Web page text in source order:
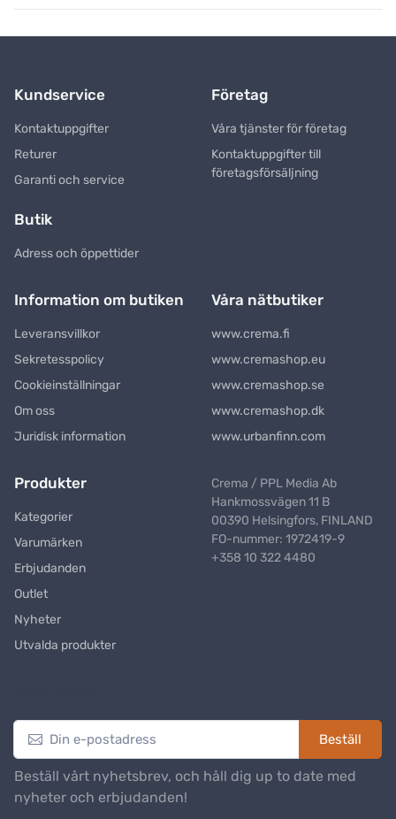
Kundservice
Kontaktuppgifter
Returer
Garanti och service
Företag
Våra tjänster för företag
Kontaktuppgifter till
företagsförsäljning
Butik
Adress och öppettider
Information om butiken
Leveransvillkor
Sekretesspolicy
Cookieinställningar
Om oss
Juridisk information
Våra nätbutiker
www.crema.fi
www.cremashop.eu
www.cremashop.se
www.cremashop.dk
www.urbanfinn.com
Produkter
Kategorier
Varumärken
Erbjudanden
Outlet
Nyheter
Utvalda produkter
Crema / PPL Media Ab
Hankmossvägen 11 B
00390 Helsingfors, FINLAND
FO-nummer: 1972419-9
+358 10 322 4480
Beställ
Beställ vårt nyhetsbrev, och håll dig up to date med
nyheter och erbjudanden!